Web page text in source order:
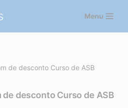
Menu
de desconto Curso de ASB
de desconto Curso de ASB